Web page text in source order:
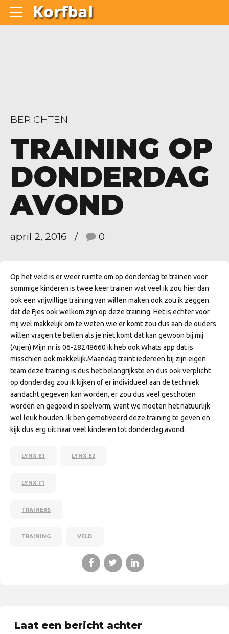
BERICHTEN
TRAINING OP
DONDERDAG
AVOND
april 2, 2016 0
Op het veld is er weer ruimte om op donderdag te trainen voor
sommige kinderen is twee keer trainen wat veel ik zou hier dan
ook een vrijwillige training van willen maken.ook zou ik zeggen
dat de Fjes ook welkom zijn op deze training. Het is echter voor
mij wel makkelijk om te weten wie er komt zou dus aan de ouders
willen vragen te bellen als je niet komt dat kan gewoon bij mij
(Arjen) Mijn nr is 06-28248660 ik heb ook Whats app dat is
misschien ook makkelijk.Maandag traint iedereen bij zijn eigen
team deze training is dus het belangrijkste en dus ook verplicht
op donderdag zou ik kijken of er individueel aan de techniek
aandacht gegeven kan worden, er zou dus veel geschoten
worden en gegooid in spelvorm, want we moeten het natuurlijk
wel leuk houden. Ik ben gemotiveerd deze training te geven en
kijk dus erg uit naar veel kinderen tot donderdag avond.
LYNX E1 LYNX E2
LYNX F1
TRAINERS
TRAINING VELD
Laat een bericht achter